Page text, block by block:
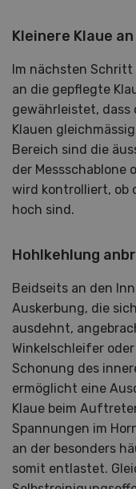
Kleinere Klaue
Im nächsten Schritt
an die gepflegte
gewährleistet, dass
Klauen
Bereich sind die
der Messschablone
wird kontrolliert, ob
hoch sind.
Hohlkehlung
Beidseits an den
Auskerbung, die
ausdehnt,
Winkelschleifer
Schonung des
ermöglicht eine
Klaue beim
Spannungen im
an der besonders
somit entlastet.